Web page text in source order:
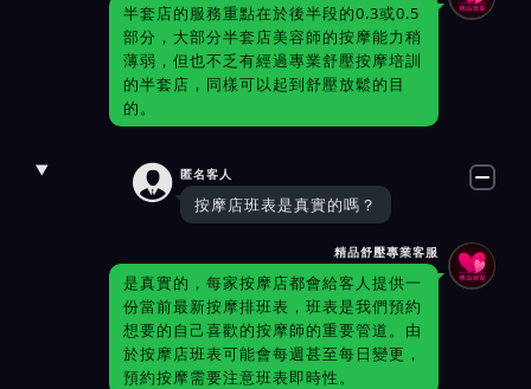
半套店的服務重點在於後半段的0.3或0.5
部分，大部分半套店美容師的按摩能力稍
薄弱，但也不乏有經過專業舒壓按摩培訓
的半套店，同樣可以起到舒壓放鬆的目
的。
 匿名客人
按摩店班表是真實的嗎？
精品舒壓專業客服
是真實的，每家按摩店都會給客人提供一
份當前最新按摩排班表，班表是我們預約
想要的自己喜歡的按摩師的重要管道。由
於按摩店班表可能會每週甚至每日變更，
預約按摩需要注意班表即時性。